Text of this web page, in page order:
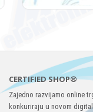
CERTIFIED SHOP®
Zajedno razvijamo online
konkuriraju u novom